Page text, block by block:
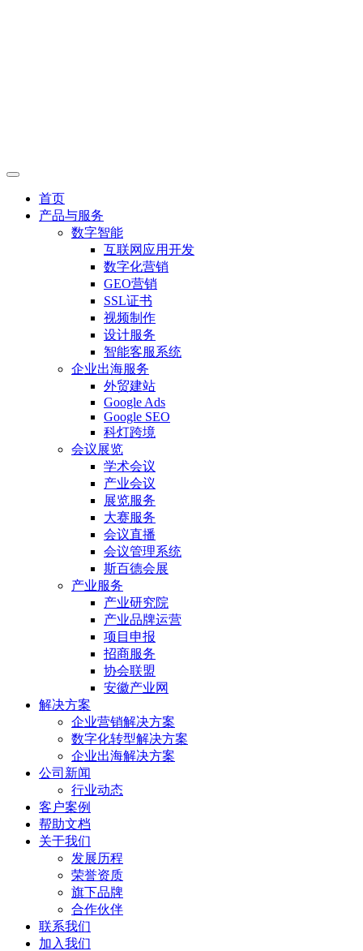
首页
产品与服务
数字智能
互联网应用开发
数字化营销
GEO营销
SSL证书
视频制作
设计服务
智能客服系统
企业出海服务
外贸建站
Google Ads
Google SEO
科灯跨境
会议展览
学术会议
产业会议
展览服务
大赛服务
会议直播
会议管理系统
斯百德会展
产业服务
产业研究院
产业品牌运营
项目申报
招商服务
协会联盟
安徽产业网
解决方案
企业营销解决方案
数字化转型解决方案
企业出海解决方案
公司新闻
行业动态
客户案例
帮助文档
关于我们
发展历程
荣誉资质
旗下品牌
合作伙伴
联系我们
加入我们